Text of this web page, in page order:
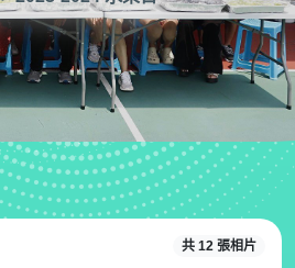
共 12 張相片